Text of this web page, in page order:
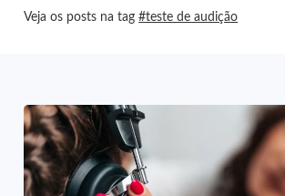
Veja os posts na tag#teste de audição